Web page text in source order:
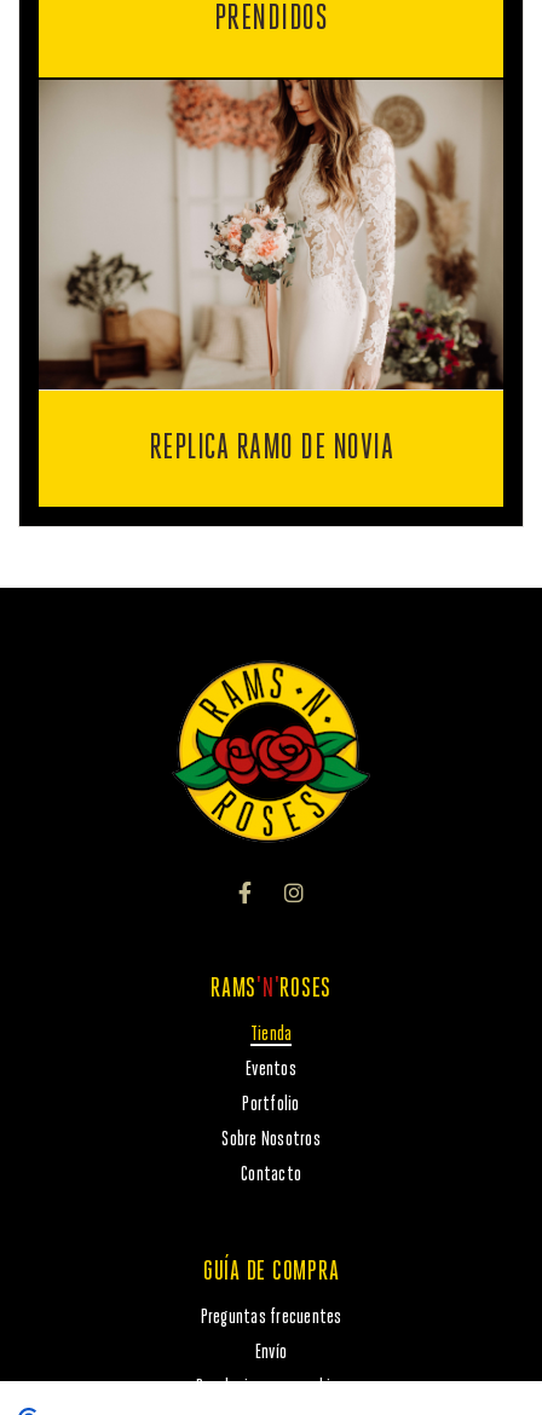
PRENDIDOS
REPLICA RAMO DE NOVIA
RAMS'N'ROSES
Tienda
Eventos
Portfolio
Sobre Nosotros
Contacto
GUÍA DE COMPRA
Preguntas frecuentes
Envío
Devoluciones y cambios